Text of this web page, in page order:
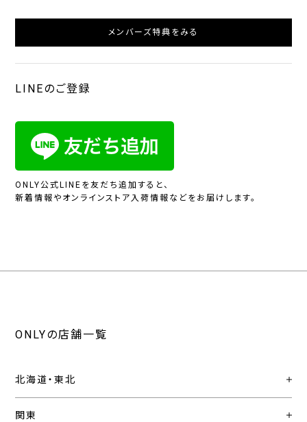
メンバーズ特典をみる
LINEのご登録
ONLY公式LINEを友だち追加すると、
新着情報やオンラインストア入荷情報などをお届けします。
ONLYの店舗一覧
北海道・東北
関東